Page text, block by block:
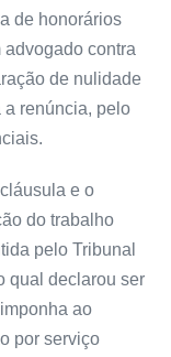
de honorários
contra
de nulidade
renúncia, pelo
e o
do trabalho
pelo Tribunal
qual declarou ser
ao
por serviço